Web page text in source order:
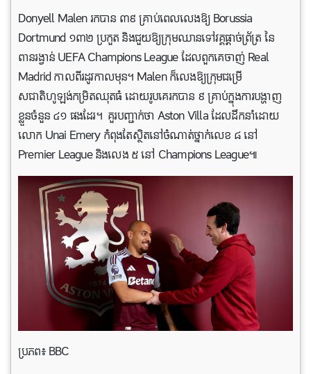
Donyell Malen រកបាន ៣៩ គ្រាប់ពេលលេងឱ្យ Borussia
Dortmund ១៣២ ប្រកួត និងជួយឱ្យក្រុមឈានទៅវគ្គផ្តាច់ព្រ័ត្រ នៃ
ពានរង្វាន់ UEFA Champions League ដែលពួកគេចាញ់ Real
Madrid កាលពីរដូវកាលមុន។ Malen ក៏លេងឱ្យក្រុមជម្រើ
សជាតិហូឡង់កម្រិតឈុតធំ ដោយរូបគេរកបាន ៩ គ្រាប់ក្នុងការបង្ហាញ
ខ្លួនចំនួន ៤១ ផងដែរ។ គួរបញ្ជាក់ថា Aston Villa ដែលដឹកនាំដោយ
លោក Unai Emery កំពុងតែស្ថិតនៅចំណាត់ថ្នាក់់លេខ ៨ នៅ
Premier League និងលេង ៥ នៅ Champions League៕
ប្រភព៖ BBC